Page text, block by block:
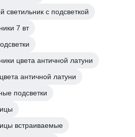
светильник с подсветкой
7 вт
цвета античной латуни
античной латуни
подсветки
встраиваемые